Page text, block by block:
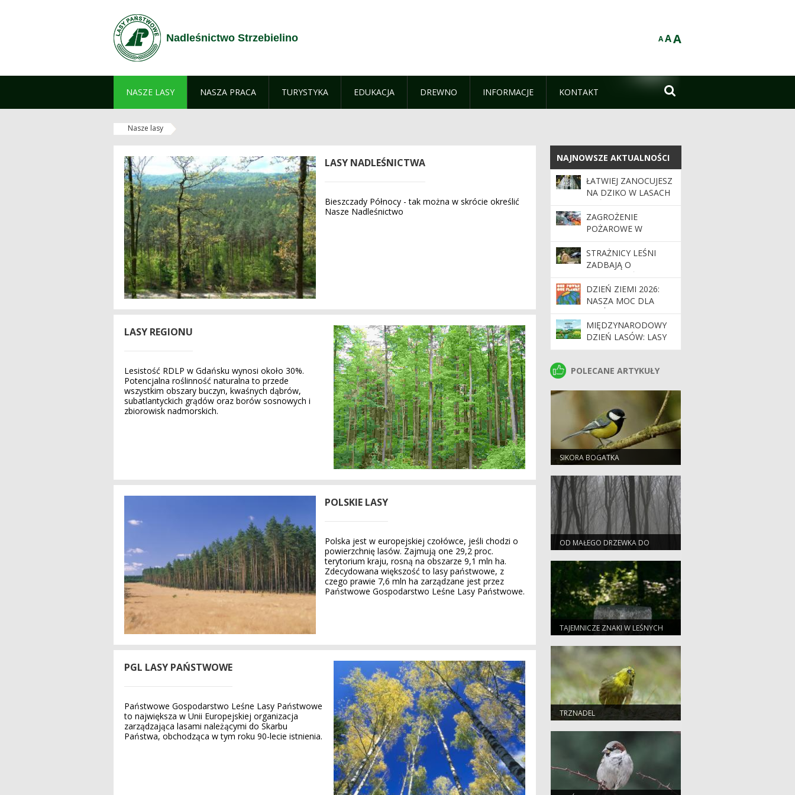
Nadleśnictwo Strzebielino AAA
NASZE LASY NASZA PRACA TURYSTYKA EDUKACJA DREWNO INFORMACJE KONTAKT 
Nasze lasy
LASY NADLEŚNICTWA
Bieszczady Północy - tak można w skrócie określić
Nasze Nadleśnictwo
LASY REGIONU
Lesistość RDLP w Gdańsku wynosi około 30%.
Potencjalna roślinność naturalna to przede
wszystkim obszary buczyn, kwaśnych dąbrów,
subatlantyckich grądów oraz borów sosnowych i
zbiorowisk nadmorskich.
POLSKIE LASY
Polska jest w europejskiej czołówce, jeśli chodzi o
powierzchnię lasów. Zajmują one 29,2 proc.
terytorium kraju, rosną na obszarze 9,1 mln ha.
Zdecydowana większość to lasy państwowe, z
czego prawie 7,6 mln ha zarządzane jest przez
Państwowe Gospodarstwo Leśne Lasy Państwowe.
PGL LASY PAŃSTWOWE
Państwowe Gospodarstwo Leśne Lasy Państwowe
to największa w Unii Europejskiej organizacja
zarządzająca lasami należącymi do Skarbu
Państwa, obchodząca w tym roku 90-lecie istnienia.
NAJNOWSZE AKTUALNOŚCI
NAJNOWSZE AKTUALNOŚCI
ŁATWIEJ ZANOCUJESZ
NA DZIKO W LASACH
PAŃSTWOWYCH.
PROGRAM ZANOCUJ
W LESIE W
NADLEŚNICTWIE
STRZEBIELINO
ZAGROŻENIE
POŻAROWE W
LASACH. APEL O
OSTROŻNOŚĆ
STRAŻNICY LEŚNI
ZADBAJĄ O
BEZPIECZEŃSTWO
PODCZAS MAJÓWKI
DZIEŃ ZIEMI 2026:
NASZA MOC DLA
LASÓW I PLANETY
MIĘDZYNARODOWY
DZIEŃ LASÓW: LASY
DLA GOSPODARKI I
POLECANE ARTYKUŁY
POLECANE ARTYKUŁY
SIKORA BOGATKA
OD MAŁEGO DRZEWKA DO
WIELKIEGO LASU
TAJEMNICZE ZNAKI W LEŚNYCH
OSTĘPACH
TRZNADEL